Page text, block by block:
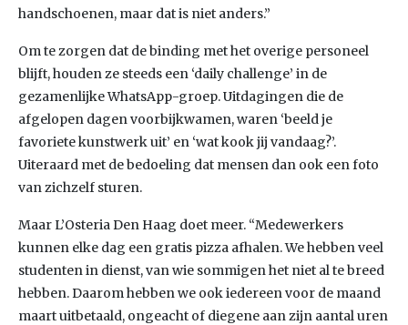
handschoenen, maar dat is niet anders.”
Om te zorgen dat de binding met het overige personeel
blijft, houden ze steeds een ‘daily challenge’ in de
gezamenlijke WhatsApp-groep. Uitdagingen die de
afgelopen dagen voorbijkwamen, waren ‘beeld je
favoriete kunstwerk uit’ en ‘wat kook jij vandaag?’.
Uiteraard met de bedoeling dat mensen dan ook een foto
van zichzelf sturen.
Maar L’Osteria Den Haag doet meer. “Medewerkers
kunnen elke dag een gratis pizza afhalen. We hebben veel
studenten in dienst, van wie sommigen het niet al te breed
hebben. Daarom hebben we ook iedereen voor de maand
maart uitbetaald, ongeacht of diegene aan zijn aantal uren